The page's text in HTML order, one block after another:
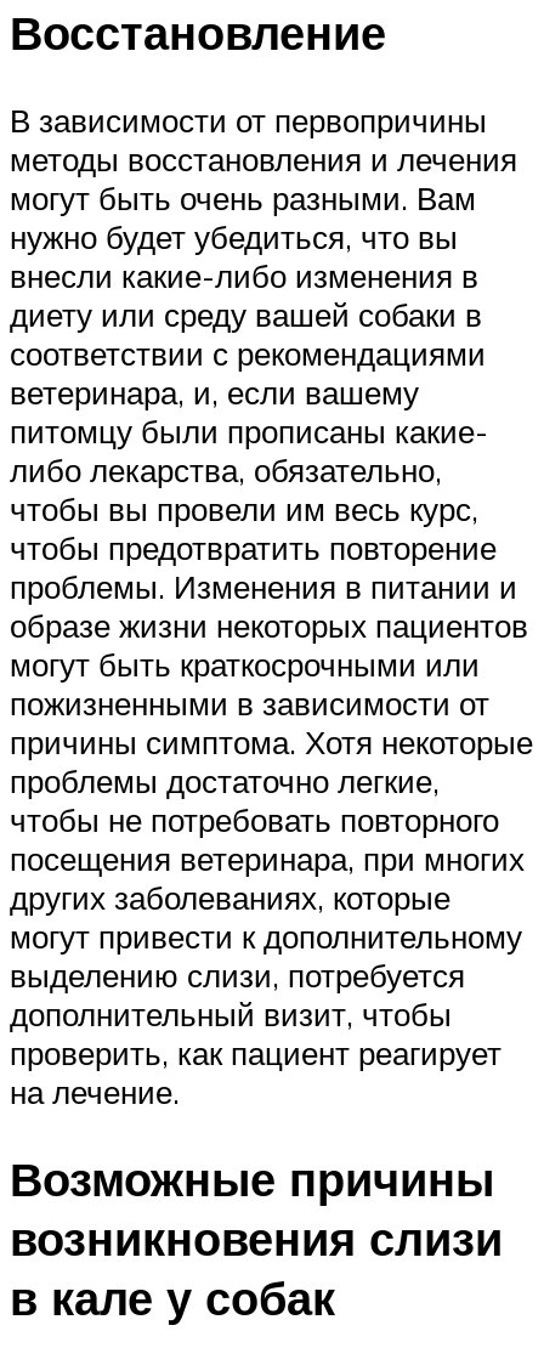
Восстановление
В зависимости от первопричины
методы восстановления и лечения
могут быть очень разными. Вам
нужно будет убедиться, что вы
внесли какие-либо изменения в
диету или среду вашей собаки в
соответствии с рекомендациями
ветеринара, и, если вашему
питомцу были прописаны какие-
либо лекарства, обязательно,
чтобы вы провели им весь курс,
чтобы предотвратить повторение
проблемы. Изменения в питании и
образе жизни некоторых пациентов
могут быть краткосрочными или
пожизненными в зависимости от
причины симптома. Хотя некоторые
проблемы достаточно легкие,
чтобы не потребовать повторного
посещения ветеринара, при многих
других заболеваниях, которые
могут привести к дополнительному
выделению слизи, потребуется
дополнительный визит, чтобы
проверить, как пациент реагирует
на лечение.
Возможные причины
возникновения слизи
в кале у собак